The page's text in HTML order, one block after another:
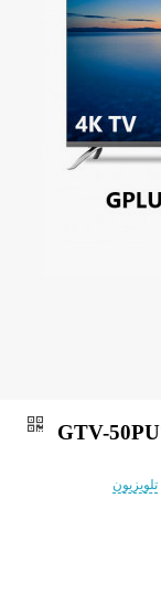
تلویزیون